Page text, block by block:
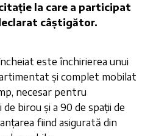
la care a participat
câștigător.
este închirierea unui
și complet mobilat
necesar pentru
birou și a 90 de spații de
fiind asigurată din